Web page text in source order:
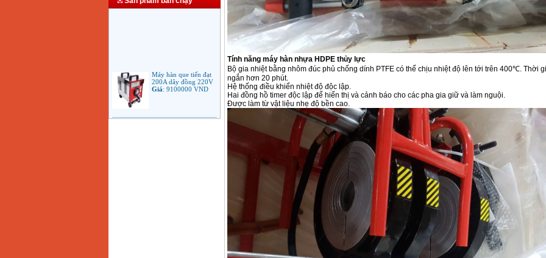
200A dây đồng 220V
Giá:9100000VND
Máy hàn que điện tử
Tính năng máy hàn nhựa HDPE thủy lực
Bộ gia nhiệt bằng nhôm đúc phủ chống dính PTFE có thể chịu nhiệt độ lên tới trên 400℃. Thời
ngắn hơn 20 phút.
Hệ thống điều khiển nhiệt độ độc lập.
Hai đồng hồ timer độc lập để hiển thị và cảnh báo cho các pha gia giữ và làm nguội.
Được làm từ vật liệu nhẹ độ bền cao.